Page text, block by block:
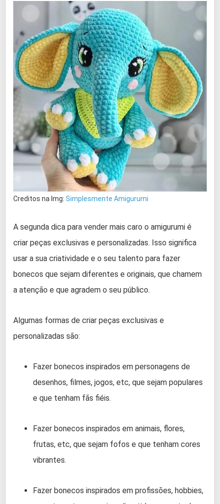
Creditos na Img: Simplesmente Amigurumi
A segunda dica para vender mais caro o amigurumi é
criar peças exclusivas e personalizadas. Isso significa
usar a sua criatividade e o seu talento para fazer
bonecos que sejam diferentes e originais, que chamem
a atenção e que agradem o seu público.
Algumas formas de criar peças exclusivas e
personalizadas são:
Fazer bonecos inspirados em personagens de
desenhos, filmes, jogos, etc, que sejam populares
e que tenham fãs fiéis.
Fazer bonecos inspirados em animais, flores,
frutas, etc, que sejam fofos e que tenham cores
vibrantes.
Fazer bonecos inspirados em profissões, hobbies,